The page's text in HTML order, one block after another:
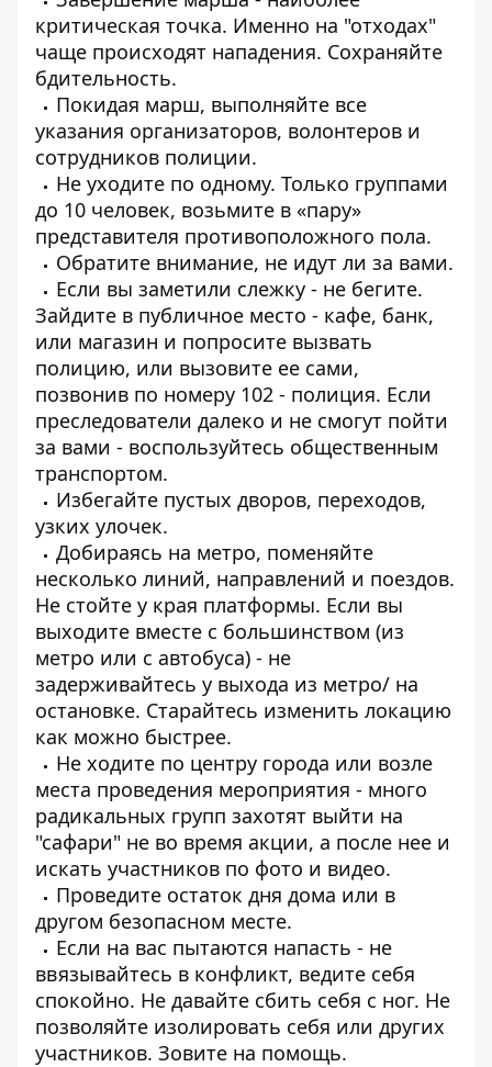
критическая точка. Именно на "отходах"
чаще происходят нападения. Сохраняйте
бдительность.
Покидая марш, выполняйте все
указания организаторов, волонтеров и
сотрудников полиции.
Не уходите по одному. Только группами
до 10 человек, возьмите в «пару»
представителя противоположного пола.
Обратите внимание, не идут ли за вами.
Если вы заметили слежку - не бегите.
Зайдите в публичное место - кафе, банк,
или магазин и попросите вызвать
полицию, или вызовите ее сами,
позвонив по номеру 102 - полиция. Если
преследователи далеко и не смогут пойти
за вами - воспользуйтесь общественным
транспортом.
Избегайте пустых дворов, переходов,
узких улочек.
Добираясь на метро, поменяйте
несколько линий, направлений и поездов.
Не стойте у края платформы. Если вы
выходите вместе с большинством (из
метро или с автобуса) - не
задерживайтесь у выхода из метро/ на
остановке. Старайтесь изменить локацию
как можно быстрее.
Не ходите по центру города или возле
места проведения мероприятия - много
радикальных групп захотят выйти на
"сафари" не во время акции, а после нее и
искать участников по фото и видео.
Проведите остаток дня дома или в
другом безопасном месте.
Если на вас пытаются напасть - не
ввязывайтесь в конфликт, ведите себя
спокойно. Не давайте сбить себя с ног. Не
позволяйте изолировать себя или других
участников. Зовите на помощь.